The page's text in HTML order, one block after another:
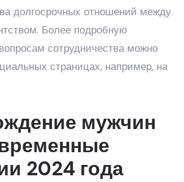
долгосрочных отношений между
Более подробную
сотрудничества можно
страницах, например, на
мужчин
2024 года